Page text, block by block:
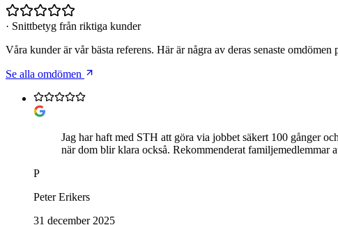
· Snittbetyg från riktiga kunder
Våra kunder är vår bästa referens. Här är några av deras senaste omdömen
Se alla omdömen
Jag har haft med STH att göra via jobbet säkert 100 gånger
när dom blir klara också. Rekommenderat familjemedlemmar
P
Peter Erikers
31 december 2025